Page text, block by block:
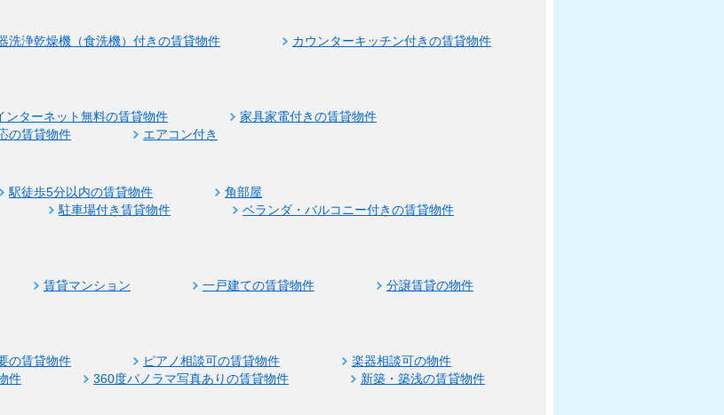
洗浄乾燥機（食洗機）付きの賃貸物件
カウンターキッチン付きの賃貸物件
ンターネット無料の賃貸物件
家具家電付きの賃貸物件
の賃貸物件 エアコン付き
駅徒歩5分以内の賃貸物件
角部屋
駐車場付き賃貸物件
ベランダ・バルコニー付きの賃貸物件
賃貸マンション 一戸建ての賃貸物件
分譲賃貸の物件
の賃貸物件 ピアノ相談可の賃貸物件
楽器相談可の物件
件 360度パノラマ写真ありの賃貸物件
新築・築浅の賃貸物件